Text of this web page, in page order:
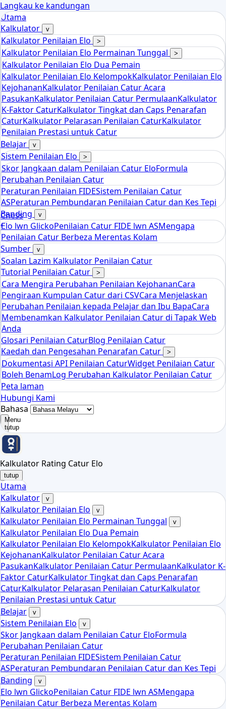
Langkau ke kandungan
Chess
tools
Kalkulator Rating Catur Elo
Utama
Kalkulator
v
Kalkulator Penilaian Elo >
Kalkulator Penilaian Elo Permainan Tunggal >
Kalkulator Penilaian Elo Dua Pemain
Kalkulator Penilaian Elo KelompokKalkulator Penilaian Elo
KejohananKalkulator Penilaian Catur Acara
PasukanKalkulator Penilaian Catur PermulaanKalkulator
K-Faktor CaturKalkulator Tingkat dan Caps Penarafan
CaturKalkulator Pelarasan Penilaian CaturKalkulator
Penilaian Prestasi untuk Catur
Belajar
v
Sistem Penilaian Elo >
Skor Jangkaan dalam Penilaian Catur EloFormula
Perubahan Penilaian Catur
Peraturan Penilaian FIDESistem Penilaian Catur
ASPeraturan Pembundaran Penilaian Catur dan Kes Tepi
Banding
v
Elo lwn GlickoPenilaian Catur FIDE lwn ASMengapa
Penilaian Catur Berbeza Merentas Kolam
Sumber
v
Soalan Lazim Kalkulator Penilaian Catur
Tutorial Penilaian Catur
>
Cara Mengira Perubahan Penilaian KejohananCara
Pengiraan Kumpulan Catur dari CSVCara Menjelaskan
Perubahan Penilaian kepada Pelajar dan Ibu BapaCara
Membenamkan Kalkulator Penilaian Catur di Tapak Web
Anda
Glosari Penilaian CaturBlog Penilaian Catur
Kaedah dan Pengesahan Penarafan Catur
>
Dokumentasi API Penilaian CaturWidget Penilaian Catur
Boleh BenamLog Perubahan Kalkulator Penilaian Catur
Peta laman
Hubungi Kami
Bahasa
Menu
tutup
Kalkulator Rating Catur Elo
tutup
Utama
Kalkulator
v
Kalkulator Penilaian Elo v
Kalkulator Penilaian Elo Permainan Tunggal v
Kalkulator Penilaian Elo Dua Pemain
Kalkulator Penilaian Elo KelompokKalkulator Penilaian Elo
KejohananKalkulator Penilaian Catur Acara
PasukanKalkulator Penilaian Catur PermulaanKalkulator K-
Faktor CaturKalkulator Tingkat dan Caps Penarafan
CaturKalkulator Pelarasan Penilaian CaturKalkulator
Penilaian Prestasi untuk Catur
Belajar
v
Sistem Penilaian Elo v
Skor Jangkaan dalam Penilaian Catur EloFormula
Perubahan Penilaian Catur
Peraturan Penilaian FIDESistem Penilaian Catur
ASPeraturan Pembundaran Penilaian Catur dan Kes Tepi
Banding
v
Elo lwn GlickoPenilaian Catur FIDE lwn ASMengapa
Penilaian Catur Berbeza Merentas Kolam